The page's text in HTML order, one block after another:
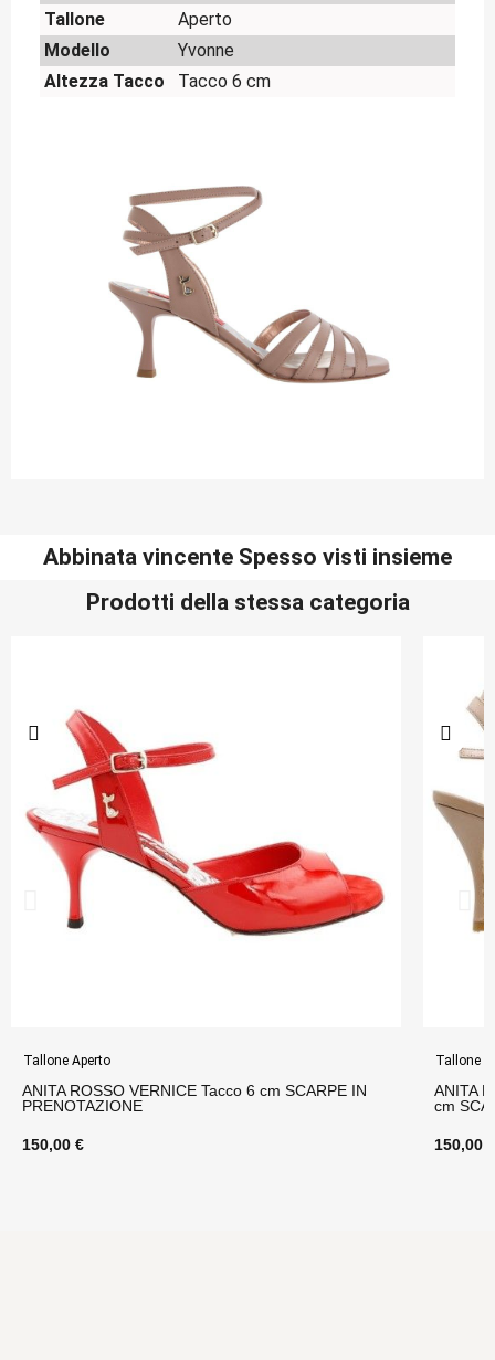
Tallone
Aperto
Modello
Yvonne
Altezza Tacco
Tacco 6 cm
Abbinata vincente Spesso visti insieme
Prodotti della stessa categoria
Tallone Aperto
ANITA ROSSO VERNICE Tacco 6 cm SCARPE IN
PRENOTAZIONE
150,00 €
Tallone
ANITA
cm
150,00